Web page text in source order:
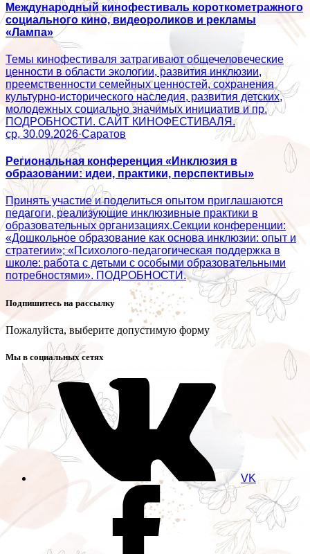
Международный кинофестиваль короткометражного
социального кино, видеороликов и рекламы
«Лампа»
Темы кинофестиваля затрагивают общечеловеческие
ценности в области экологии, развития инклюзии,
преемственности семейных ценностей, сохранения
культурно-исторического наследия, развития детских,
молодежных социально значимых инициатив и пр.
ПОДРОБНОСТИ. САЙТ КИНОФЕСТИВАЛЯ.
ср, 30.09.2026·Саратов
Региональная конференция «Инклюзия в
образовании: идеи, практики, перспективы»
Принять участие и поделиться опытом приглашаются
педагоги, реализующие инклюзивные практики в
образовательных организациях.Секции конференции:
«Дошкольное образование как основа инклюзии: опыт и
стратегии»; «Психолого‑педагогическая поддержка в
школе: работа с детьми с особыми образовательными
потребностями». ПОДРОБНОСТИ.
Подпишитесь на рассылку
Пожалуйста, выберите допустимую форму
Мы в социальных сетях
VK